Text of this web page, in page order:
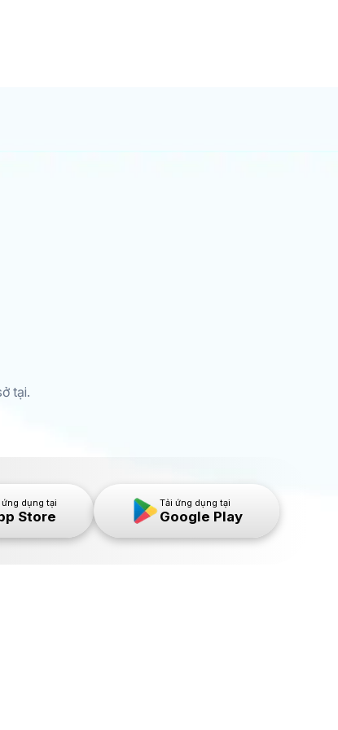
tại.
ứng dụng tại
Store
Tải ứng dụng tại
Google Play